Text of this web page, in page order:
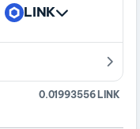
LINK
0.01993556 LINK